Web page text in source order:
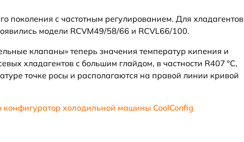
поколения с частотным регулированием. Для хладагентов
модели RCVM49/58/66 и RCVL66/100.
клапаны» теперь значения температур кипения и
хладагентов с большим глайдом, в частности R407 °C,
точке росы и располагаются на правой линии кривой
конфигуратор холодильной машины CoolConfig